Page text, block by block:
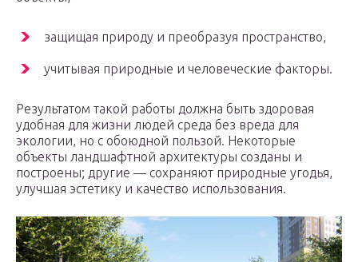
защищая природу и преобразуя пространство,
учитывая природные и человеческие факторы.
Результатом такой работы должна быть здоровая
удобная для жизни людей среда без вреда для
экологии, но с обоюдной пользой. Некоторые
объекты ландшафтной архитектуры созданы и
построены; другие — сохраняют природные угодья,
улучшая эстетику и качество использования.